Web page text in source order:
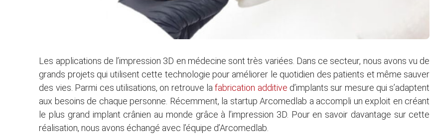
Les applications de l’impression 3D en médecine sont très variées. Dans ce secteur, nous avons vu de
grands projets qui utilisent cette technologie pour améliorer le quotidien des patients et même sauver
des vies. Parmi ces utilisations, on retrouve lafabrication additive d’implants sur mesure qui s’adaptent
aux besoins de chaque personne. Récemment, la startup Arcomedlab a accompli un exploit en créant
le plus grand implant crânien au monde grâce à l’impression 3D. Pour en savoir davantage sur cette
réalisation, nous avons échangé avec l’équipe d’Arcomedlab.